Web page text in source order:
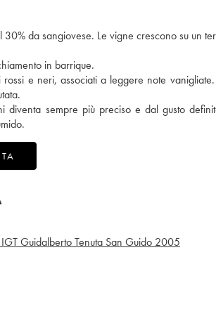
da sangiovese. Le vigne crescono su un
in barrique.
e neri, associati a leggere note
sempre più preciso e dal gusto
Guidalberto Tenuta San Guido 2005